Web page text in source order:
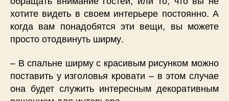
хотите видеть в своем интерьере постоянно. А
когда вам понадобятся эти вещи, вы можете
просто отодвинуть ширму.
– В спальне ширму с красивым рисунком можно
поставить у изголовья кровати – в этом случае
она будет служить интересным декоративным